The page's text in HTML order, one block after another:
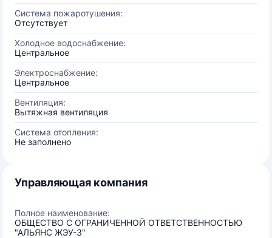
Система пожаротушения:
Отсутствует
Холодное водоснабжение:
Центральное
Электроснабжение:
Центральное
Вентиляция:
Вытяжная вентиляция
Система отопления:
Не заполнено
Управляющая компания
Полное наименование:
ОБЩЕСТВО С ОГРАНИЧЕННОЙ ОТВЕТСТВЕННОСТЬЮ
"АЛЬЯНС ЖЭУ-3"